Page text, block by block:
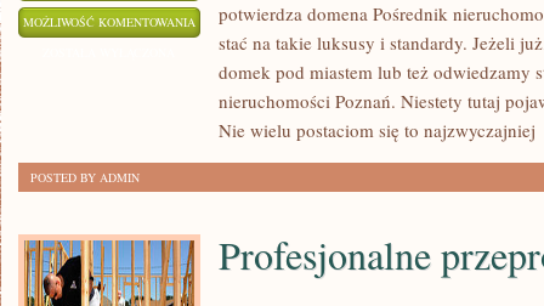
MOŻLIWOŚĆ KOMENTOWANIA WNĘTRZE
DOMU
MIESZKANIA
potwierdza domena Pośrednik
stać na takie luksusy i standardy. Jeżeli
domek pod miastem lub też odwiedzamy
nieruchomości Poznań. Niestety tutaj
Nie wielu postaciom się to najzwyczajniej
POSTED BY ADMIN
Profesjonalne